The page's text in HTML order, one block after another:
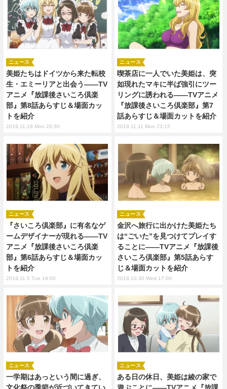
美姫たちはドイツから来た転校
生・エミーリアと出会う――TV
アニメ『放課後さいころ倶楽
部』第8話あらすじ＆場面カッ
トを紹介
ニュース
2019.11.18 Mon 20:30
喫茶店に一人でいた美姫は、突
如現れたマキに半ば強引にツー
リングに誘われる――TVアニメ
『放課後さいころ倶楽部』第7
話あらすじ＆場面カットを紹介
ニュース
2019.11.11 Mon 23:15
『さいころ倶楽部』に有名なゲ
ームデザイナーが現れる――TV
アニメ『放課後さいころ倶楽
部』第6話あらすじ＆場面カッ
トを紹介
ニュース
2019.11.5 Tue 19:00
金沢へ旅行に出かけた美姫たち
は“ごいた”を見つけてプレイす
ることに――TVアニメ『放課後
さいころ倶楽部』第5話あらす
じ＆場面カットを紹介
ニュース
2019.10.30 Wed 17:00
一学期はあっという間に過ぎ、
ニュース
ある日の休日、美姫は綾の家で
ニュース